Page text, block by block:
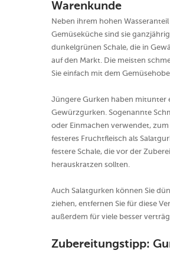
Warenkunde
Neben ihrem hohen
Gemüseküche sind sie
dunkelgrünen Schale, die in
auf den Markt. Die meisten
Sie einfach mit dem
Jüngere Gurken haben mitunter
Gewürzgurken. Sogenannte
oder Einmachen verwendet,
festeres Fruchtfleisch als
festere Schale, die vor der
herauskratzen sollten.
Auch Salatgurken können Sie
ziehen, entfernen Sie für diese
außerdem für viele besser
Zubereitungstipp: